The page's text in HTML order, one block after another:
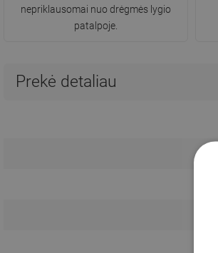
nepriklausomai nuo drėgmės lygio
patalpoje.
Prekė detaliau